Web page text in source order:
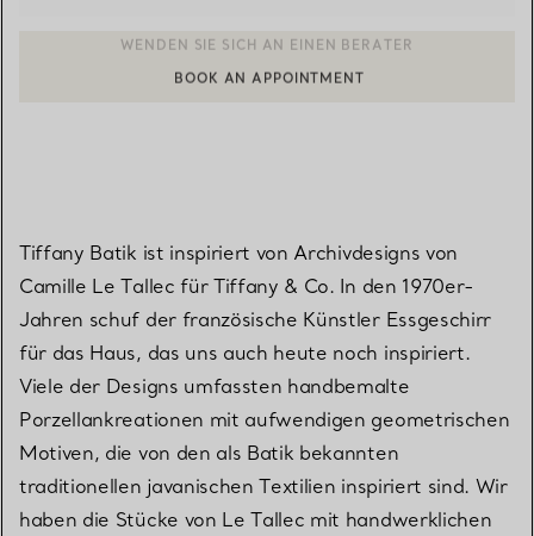
EINEN KUNDENBERATER KONTAKTIEREN ODER EINEN
Tiffany Batik ist inspiriert von Archivdesigns von
Camille Le Tallec für Tiffany & Co. In den 1970er-
Jahren schuf der französische Künstler Essgeschirr
für das Haus, das uns auch heute noch inspiriert.
Viele der Designs umfassten handbemalte
Porzellankreationen mit aufwendigen geometrischen
Motiven, die von den als Batik bekannten
traditionellen javanischen Textilien inspiriert sind. Wir
haben die Stücke von Le Tallec mit handwerklichen